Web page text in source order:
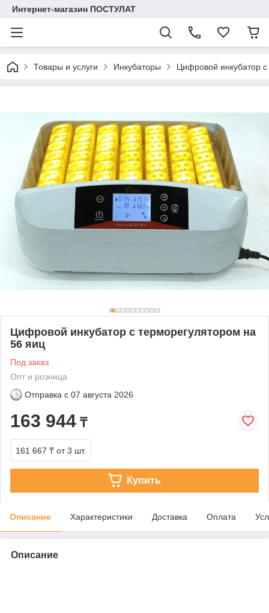
Интернет-магазин ПОСТУЛАТ
Товары и услуги Инкубаторы Цифровой инкубатор
Цифровой инкубатор с терморегулятором на
56 яиц
Под заказ
Опт и розница
Отправка с 07 августа 2026
163 944 ₸
161 667 ₸ от 3 шт.
Купить
Описание Характеристики Доставка Оплата
Описание